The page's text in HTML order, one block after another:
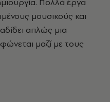
μουσικούς και
απλώς μια
μαζί με τους